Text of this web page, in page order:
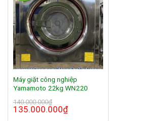
Máy giặt công nghiệp
Yamamoto 22kg WN220
140.000.000₫
135.000.000₫